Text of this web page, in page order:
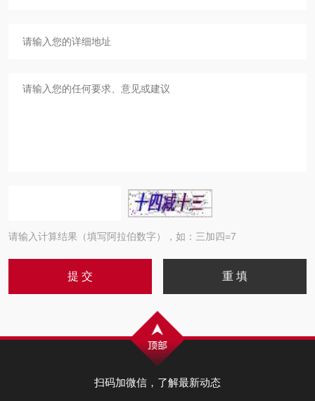
请输入计算结果（填写阿拉伯数字），如：三加四=7
扫码加微信，了解最新动态